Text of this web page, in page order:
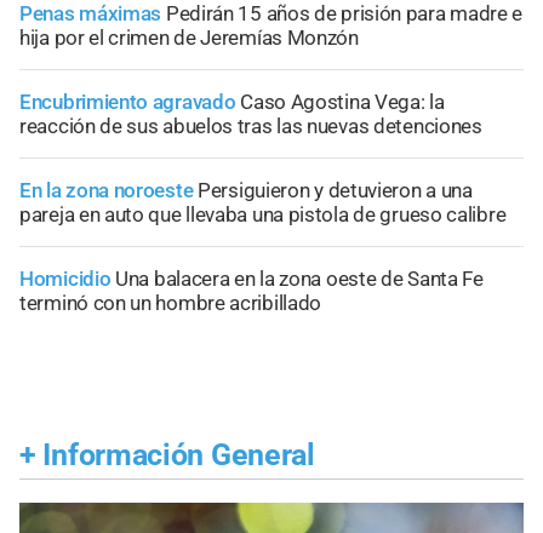
Penas máximas Pedirán 15 años de prisión para madre e
hija por el crimen de Jeremías Monzón
Encubrimiento agravado Caso Agostina Vega: la
reacción de sus abuelos tras las nuevas detenciones
En la zona noroeste Persiguieron y detuvieron a una
pareja en auto que llevaba una pistola de grueso calibre
Homicidio Una balacera en la zona oeste de Santa Fe
terminó con un hombre acribillado
+ Información General